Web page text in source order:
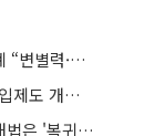
수능 절대평가·서논술형 공론화⋯입시업계 “변별력·사교육 대책 먼저”
국교위, 국가교육발전계획 10월 공개⋯대입제도 개편 공론화 추진
"육아휴직만으론 한계"⋯여성 경력유지 해법은 '복귀 후 유연근무’